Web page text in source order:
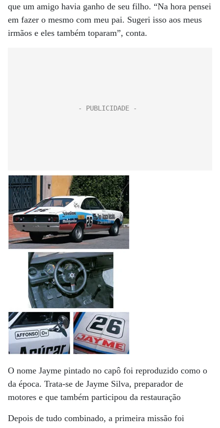
que um amigo havia ganho de seu filho. “Na hora pensei
em fazer o mesmo com meu pai. Sugeri isso aos meus
irmãos e eles também toparam”, conta.
O nome Jayme pintado no capô foi reproduzido como o
da época. Trata-se de Jayme Silva, preparador de
motores e que também participou da restauração
Depois de tudo combinado, a primeira missão foi